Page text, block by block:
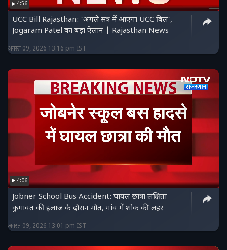
4:56
UCC Bill Rajasthan: 'अगले सत्र में आएगा UCC बिल',
Jogaram Patel का बड़ा ऐलान | Rajasthan News
अगस्त 09, 2026 13:16 pm IST
4:06
Jobner School Bus Accident: घायल छात्रा लक्षिता
कुमावत की इलाज के दौरान मौत, गांव में शोक की लहर
अगस्त 09, 2026 13:01 pm IST